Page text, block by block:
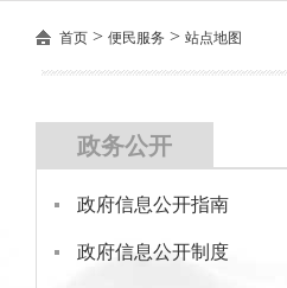
首页 > 便民服务 > 站点地图
政务公开
政府信息公开指南
政府信息公开制度